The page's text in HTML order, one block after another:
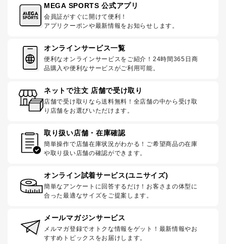
MEGA SPORTS 公式アプリ
会員証がすぐに開けて便利！
アプリクーポンや最新情報をお知らせします。
オンラインサービス一覧
便利なオンラインサービスをご紹介！24時間365日商
品購入や便利なサービスがご利用可能。
ネットで注文 店舗で受け取り
店舗で受け取りなら送料無料！全店舗の中から受け取
り店舗をお選びいただけます。
取り扱い店舗・在庫確認
簡単操作で店舗在庫状況がわかる！ご希望商品の在庫
や取り扱い店舗の確認ができます。
オンライン試着サービス(ユニサイズ)
簡単なアンケートに回答するだけ！お客さまの体型に
合った最適なサイズをご提案します。
メールマガジンサービス
メルマガ登録でオトクな情報をゲット！最新情報やお
すすめトピックスをお届けします。